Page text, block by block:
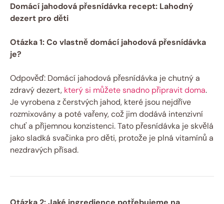
Domácí jahodová přesnídávka recept: Lahodný
dezert pro děti
Otázka 1: Co vlastně domácí jahodová přesnídávka
je?
Odpověď: Domácí jahodová přesnídávka je chutný a
zdravý dezert, který si můžete snadno připravit doma.
Je vyrobena z čerstvých jahod, které jsou nejdříve
rozmixovány a poté vařeny, což jim dodává intenzivní
chuť a příjemnou konzistenci. Tato přesnídávka je skvělá
jako sladká svačinka pro děti, protože je plná vitamínů a
nezdravých přísad.